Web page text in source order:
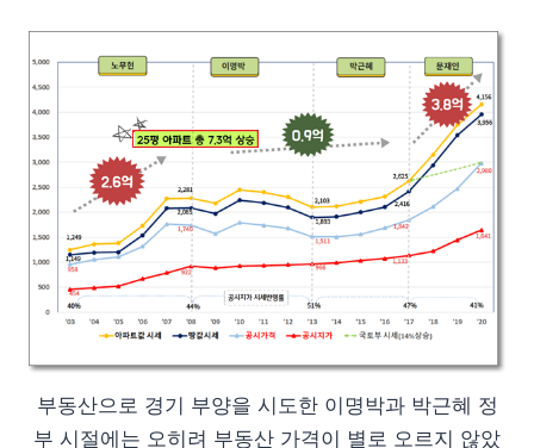
부동산으로 경기 부양을 시도한 이명박과 박근혜 정
부 시절에는 오히려 부동산 가격이 별로 오르지 않았